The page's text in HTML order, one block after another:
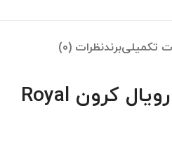
تکمیلیبرندنظرات (0)
ساعت مچی زنانه رویال کرون Royal